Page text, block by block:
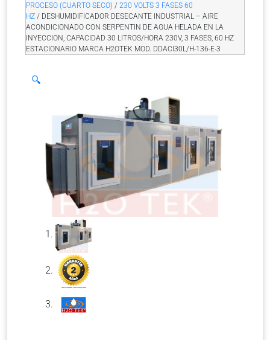
PROCESO (CUARTO SECO) / 230 VOLTS 3 FASES 60
HZ / DESHUMIDIFICADOR DESECANTE INDUSTRIAL – AIRE
ACONDICIONADO CON SERPENTIN DE AGUA HELADA EN LA
INYECCION, CAPACIDAD 30 LITROS/HORA 230V, 3 FASES, 60 HZ
ESTACIONARIO MARCA H2OTEK MOD. DDACI30L/H-136-E-3
🔍